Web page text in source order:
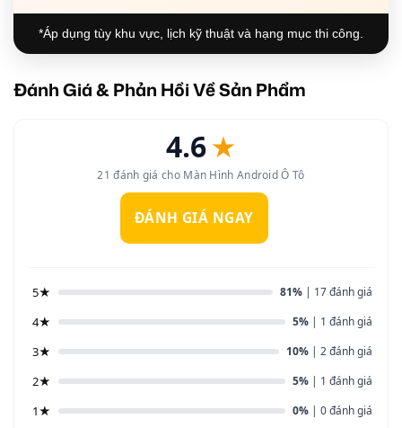
*Áp dụng tùy khu vực, lịch kỹ thuật và hạng mục thi công.
Đánh Giá & Phản Hồi Về Sản Phẩm
4.6★
21 đánh giá cho Màn Hình Android Ô Tô
ĐÁNH GIÁ NGAY
5★ 81% | 17 đánh giá
4★ 5% | 1 đánh giá
3★ 10% | 2 đánh giá
2★ 5% | 1 đánh giá
1★ 0% | 0 đánh giá